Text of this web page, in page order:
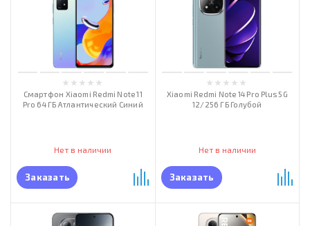
Смартфон Xiaomi Redmi Note 11
Pro 64 ГБ Атлантический Синий
Нет в наличии
Заказать
Xiaomi Redmi Note 14 Pro Plus 5G
12/256 ГБ Голубой
Нет в наличии
Заказать